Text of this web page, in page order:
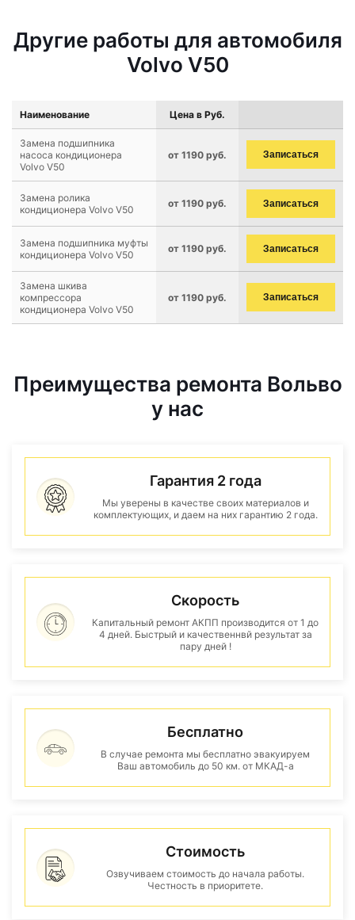
Другие работы для автомобиля
Volvo V50
Наименование Цена в Руб.
Замена подшипника
насоса кондиционера
Volvo V50
от 1190 руб. Записаться
Замена ролика
кондиционера Volvo V50
от 1190 руб. Записаться
Замена подшипника муфты
кондиционера Volvo V50
от 1190 руб. Записаться
Замена шкива
компрессора
кондиционера Volvo V50
от 1190 руб. Записаться
Преимущества ремонта Вольво
у нас
Гарантия 2 года
Мы уверены в качестве своих материалов и
комплектующих, и даем на них гарантию 2 года.
Скорость
Капитальный ремонт АКПП производится от 1 до
4 дней. Быстрый и качественнвй результат за
пару дней !
Бесплатно
В случае ремонта мы бесплатно эвакуируем
Ваш автомобиль до 50 км. от МКАД-а
Стоимость
Озвучиваем стоимость до начала работы.
Честность в приоритете.